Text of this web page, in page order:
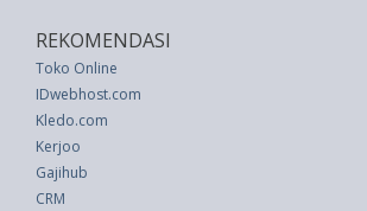
REKOMENDASI
Toko Online
IDwebhost.com
Kledo.com
Kerjoo
Gajihub
CRM